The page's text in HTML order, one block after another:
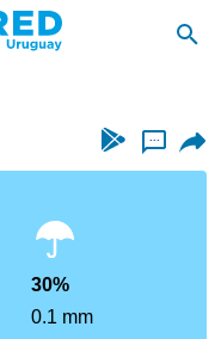
...
30%
0.1 mm